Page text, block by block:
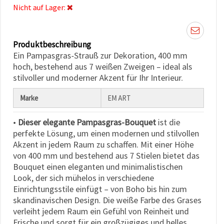
Impressum
Datenschutzerklärung
Alle
akzeptieren
Cookie-
Nicht auf Lager:
Produktbeschreibung
Ein Pampasgras-Strauß zur Dekoration, 400 mm
hoch, bestehend aus 7 weißen Zweigen – ideal als
stilvoller und moderner Akzent für Ihr Interieur.
Marke EM ART
• Dieser elegante Pampasgras-Bouquet ist die
perfekte Lösung, um einen modernen und stilvollen
Akzent in jedem Raum zu schaffen. Mit einer Höhe
von 400 mm und bestehend aus 7 Stielen bietet das
Bouquet einen eleganten und minimalistischen
Look, der sich mühelos in verschiedene
Einrichtungsstile einfügt – von Boho bis hin zum
skandinavischen Design. Die weiße Farbe des Grases
verleiht jedem Raum ein Gefühl von Reinheit und